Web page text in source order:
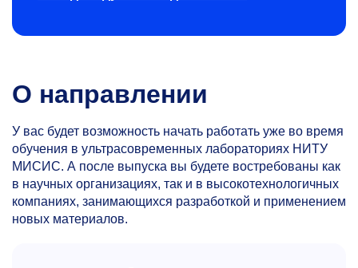
О направлении
У вас будет возможность начать работать уже во время
обучения в ультрасовременных лабораториях НИТУ
МИСИС. А после выпуска вы будете востребованы как
в научных организациях, так и в высокотехнологичных
компаниях, занимающихся разработкой и применением
новых материалов.